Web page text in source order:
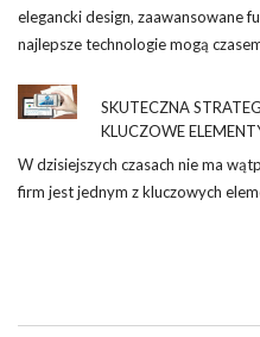
elegancki design, zaawansowane
najlepsze technologie mogą
SKUTECZNA
KLUCZOWE
W dzisiejszych czasach nie ma
firm jest jednym z kluczowych